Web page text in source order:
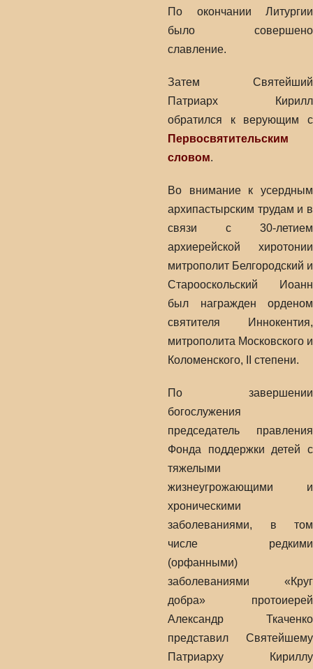
По окончании Литургии
было совершено
славление.
Затем Святейший
Патриарх Кирилл
обратился к верующим с
Первосвятительским
словом.
Во внимание к усердным
архипастырским трудам и в
связи с 30-летием
архиерейской хиротонии
митрополит Белгородский и
Старооскольский Иоанн
был награжден орденом
святителя Иннокентия,
митрополита Московского и
Коломенского, II степени.
По завершении
богослужения
председатель правления
Фонда поддержки детей с
тяжелыми
жизнеугрожающими и
хроническими
заболеваниями, в том
числе редкими
(орфанными)
заболеваниями «Круг
добра» протоиерей
Александр Ткаченко
представил Святейшему
Патриарху Кириллу